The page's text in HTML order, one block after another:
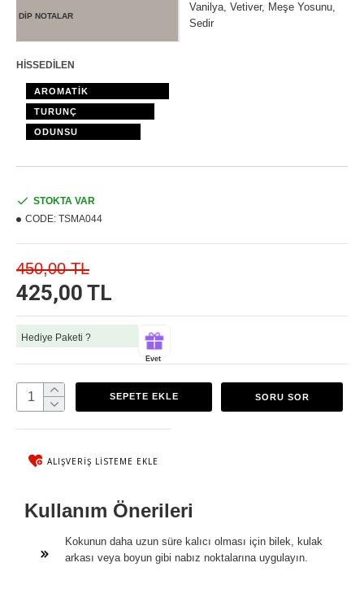
DİP NOTALAR
Vanilya, Vetiver, Meşe Yosunu,
Sedir
HİSSEDİLEN
AROMATİK
TURUNÇ
ODUNSU
425,00 TL
450,00 TL
STOKTA VAR
CODE: TSMA044
Hediye Paketi ?
Evet
SEPETE EKLE SORU SOR
ALIŞVERIŞ LISTEME EKLE
Kullanım Önerileri
Kokunun daha uzun süre kalıcı olması için bilek, kulak
arkası veya boyun gibi nabız noktalarına uygulayın.